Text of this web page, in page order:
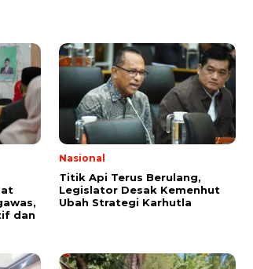
dan
Nasional
Titik Api Terus Berulang,
Legislator Desak Kemenhut
Ubah Strategi Karhutla